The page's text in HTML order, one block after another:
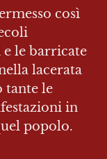
così
le barricate
lacerata
tante le
in
popolo.